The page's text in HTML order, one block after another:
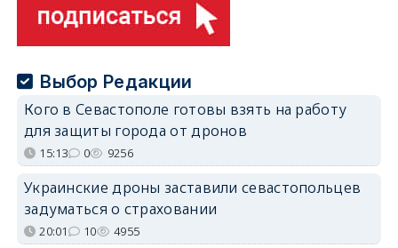
Выбор Редакции
Кого в Севастополе готовы взять на работу
для защиты города от дронов
15:13 0 9256
Украинские дроны заставили севастопольцев
задуматься о страховании
20:01 10 4955